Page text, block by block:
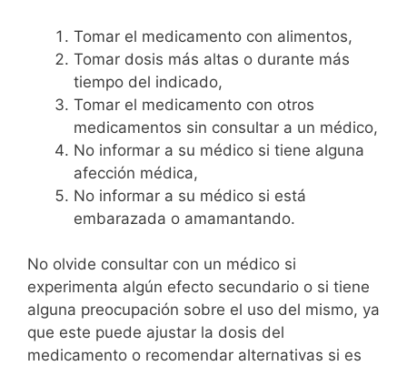
Tomar el medicamento con alimentos,
Tomar dosis más altas o durante más
tiempo del indicado,
Tomar el medicamento con otros
medicamentos sin consultar a un médico,
No informar a su médico si tiene alguna
afección médica,
No informar a su médico si está
embarazada o amamantando.
No olvide consultar con un médico si
experimenta algún efecto secundario o si tiene
alguna preocupación sobre el uso del mismo, ya
que este puede ajustar la dosis del
medicamento o recomendar alternativas si es